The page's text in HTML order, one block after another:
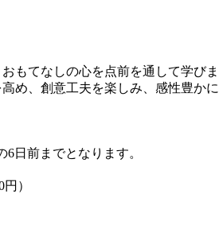
てなしの心を点前を通して学び
め、創意工夫を楽しみ、感性豊か
日前までとなります。
）